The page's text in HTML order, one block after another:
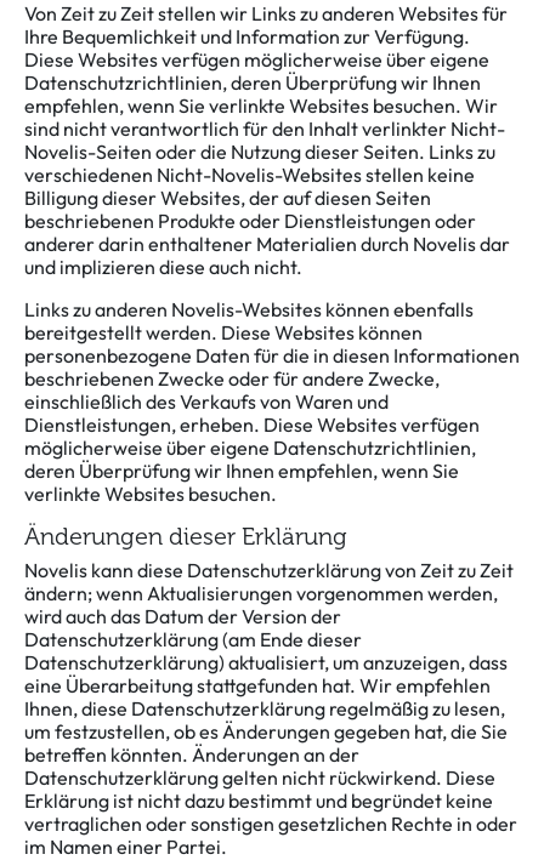
Von Zeit zu Zeit stellen wir Links zu anderen Websites für
Ihre Bequemlichkeit und Information zur Verfügung.
Diese Websites verfügen möglicherweise über eigene
Datenschutzrichtlinien, deren Überprüfung wir Ihnen
empfehlen, wenn Sie verlinkte Websites besuchen. Wir
sind nicht verantwortlich für den Inhalt verlinkter Nicht-
Novelis-Seiten oder die Nutzung dieser Seiten. Links zu
verschiedenen Nicht-Novelis-Websites stellen keine
Billigung dieser Websites, der auf diesen Seiten
beschriebenen Produkte oder Dienstleistungen oder
anderer darin enthaltener Materialien durch Novelis dar
und implizieren diese auch nicht.
Links zu anderen Novelis-Websites können ebenfalls
bereitgestellt werden. Diese Websites können
personenbezogene Daten für die in diesen Informationen
beschriebenen Zwecke oder für andere Zwecke,
einschließlich des Verkaufs von Waren und
Dienstleistungen, erheben. Diese Websites verfügen
möglicherweise über eigene Datenschutzrichtlinien,
deren Überprüfung wir Ihnen empfehlen, wenn Sie
verlinkte Websites besuchen.
Änderungen dieser Erklärung
Novelis kann diese Datenschutzerklärung von Zeit zu Zeit
ändern; wenn Aktualisierungen vorgenommen werden,
wird auch das Datum der Version der
Datenschutzerklärung (am Ende dieser
Datenschutzerklärung) aktualisiert, um anzuzeigen, dass
eine Überarbeitung stattgefunden hat. Wir empfehlen
Ihnen, diese Datenschutzerklärung regelmäßig zu lesen,
um festzustellen, ob es Änderungen gegeben hat, die Sie
betreffen könnten. Änderungen an der
Datenschutzerklärung gelten nicht rückwirkend. Diese
Erklärung ist nicht dazu bestimmt und begründet keine
vertraglichen oder sonstigen gesetzlichen Rechte in oder
im Namen einer Partei.